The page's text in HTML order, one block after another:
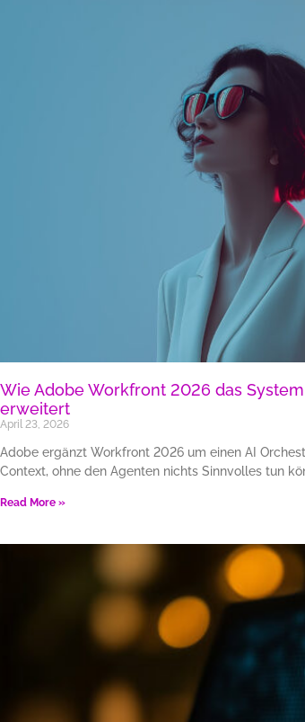
Wie Adobe Workfront 2026 das
erweitert
April 23, 2026
Adobe ergänzt Workfront 2026 um einen AI
Context, ohne den Agenten nichts Sinnvolles tun
Read More »